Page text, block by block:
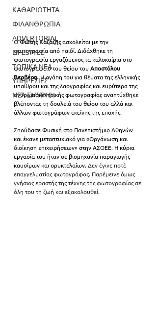
ΚΑΘΑΡΙΟΤΗΤΑ
ΦΙΛΑΝΘΡΩΠΙΑ
ADVERTORIAL
LIFESTYLE
ΤΟΠΙΚΑ ΝΕΑ
ΥΠΗΡΕΣΙΕΣ
ΝΕΑ ΣΜΥΡΝΗ
Ο Φώτης Καζάζηςασχολείται με την
φωτογραφία από παιδί. Διδάχθηκε τη
φωτογραφία εργαζόμενος τα καλοκαίρια στο
φωτογραφείο του θείου του Αποστόλου
Βερβέρη. Η αγάπη του για θέματα της ελληνικής
υπαίθρου και της λαογραφίας και ευρύτερα της
ανθρωποκεντρικής φωτογραφίας αναπτύχθηκε
βλέποντας τη δουλειά του θείου του αλλά και
άλλων φωτογράφων εκείνης της εποχής.
Σπούδασε Φυσική στο Πανεπιστήμιο Αθηνών
και έκανε μεταπτυχιακό για «Οργάνωση και
διοίκηση επιχειρήσεων» στην ΑΣΟΕΕ. Η κύρια
εργασία του ήταν σε βιομηχανία παραγωγής
καυσίμων και ορυκτελαίων. Δεν έγινε ποτέ
επαγγελματίας φωτογράφος. Παρέμεινε όμως
γνήσιος εραστής της τέχνης της φωτογραφίας σε
όλη του τη ζωή και εξακολουθεί.